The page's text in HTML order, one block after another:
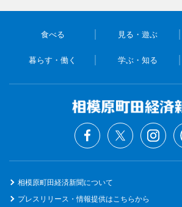
食べる 見る・遊ぶ
暮らす・働く 学ぶ・知る
相模原町田経済新聞について
プレスリリース・情報提供はこちらから